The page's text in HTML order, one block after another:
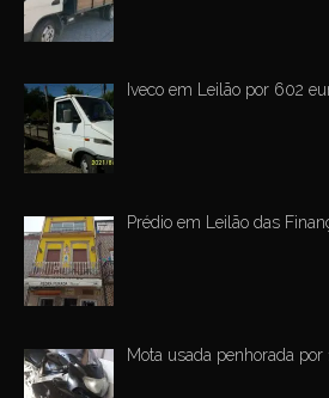
Iveco em Leilão por 602
Prédio em Leilão das
Mota usada penhorada